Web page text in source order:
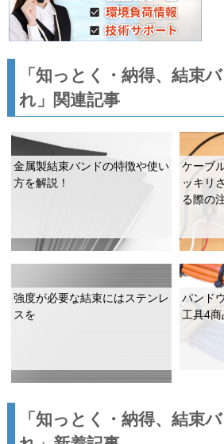
「知っとく・納得、結束
れ」関連記事
金属製結束バンドの特徴や使い
方を解説！
ケーブ
ッキリ
る際の
強度が必要な結束にはステンレ
スを
パンド
工具4商
「知っとく・納得、結束